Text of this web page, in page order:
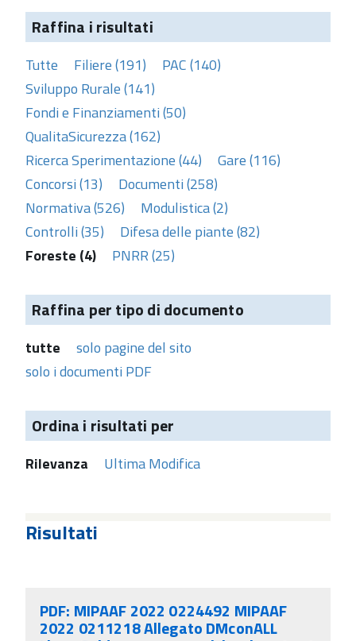
Raffina i risultati
Tutte Filiere (191)
PAC (140)
Sviluppo Rurale (141)
Fondi e Finanziamenti (50)
QualitaSicurezza (162)
Ricerca Sperimentazione (44)
Gare (116)
Concorsi (13)
Documenti (258)
Normativa (526)
Modulistica (2)
Controlli (35)
Difesa delle piante (82)
Foreste (4)
PNRR (25)
Raffina per tipo di documento
tutte
solo pagine del sito
solo i documenti PDF
Ordina i risultati per
Rilevanza Ultima Modifica
Risultati
PDF: MIPAAF 2022 0224492 MIPAAF
2022 0211218 Allegato DMconALL